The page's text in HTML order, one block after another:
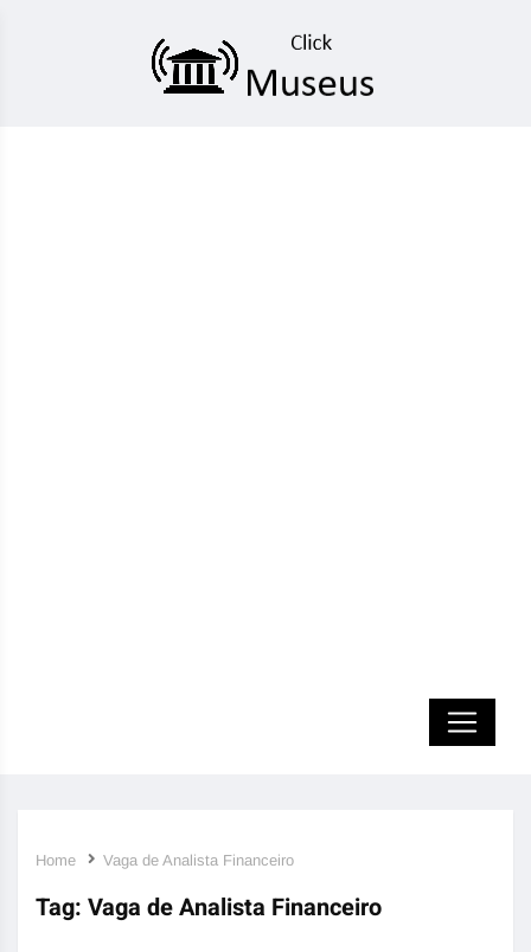
Home Vaga de Analista Financeiro
Tag: Vaga de Analista Financeiro